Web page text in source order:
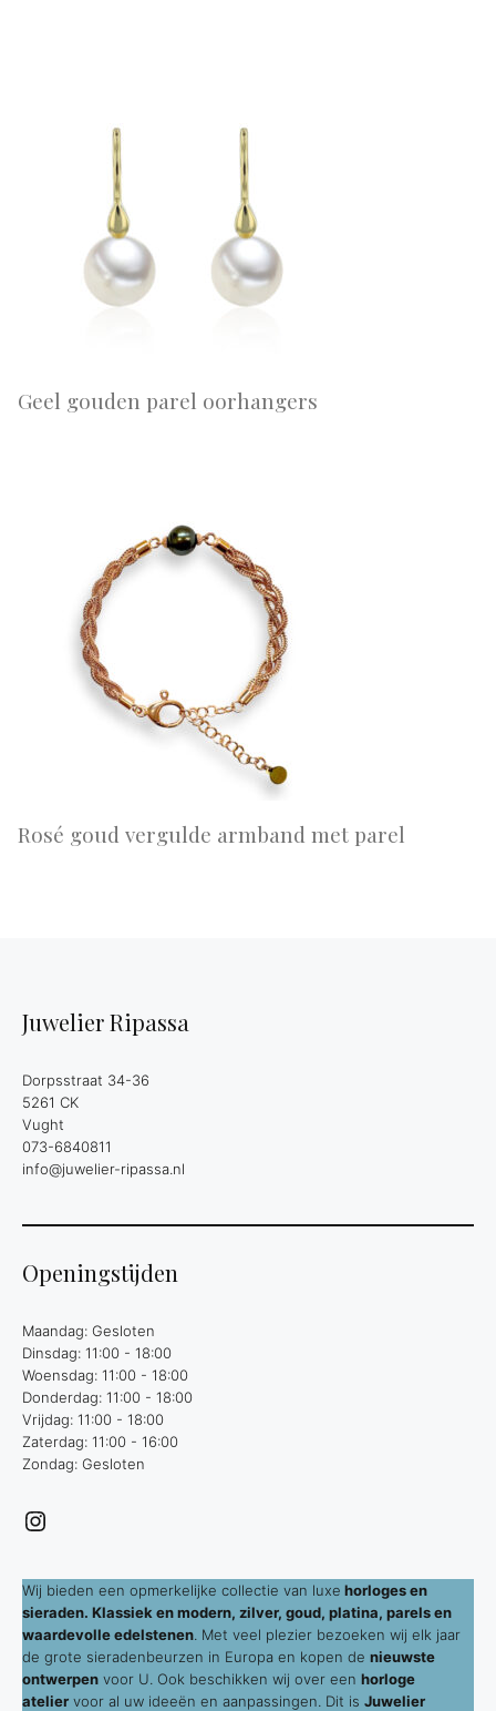
Geel gouden parel oorhangers
Rosé goud vergulde armband met parel
Juwelier Ripassa
Dorpsstraat 34-36
5261 CK
Vught
073-6840811
info@juwelier-ripassa.nl
Openingstijden
Maandag: Gesloten
Dinsdag: 11:00 - 18:00
Woensdag: 11:00 - 18:00
Donderdag: 11:00 - 18:00
Vrijdag: 11:00 - 18:00
Zaterdag: 11:00 - 16:00
Zondag: Gesloten
Instagram
Wij bieden een opmerkelijke collectie van luxe horloges en
sieraden. Klassiek en modern, zilver, goud, platina, parels en
waardevolle edelstenen . Met veel plezier bezoeken wij elk jaar
de grote sieradenbeurzen in Europa en kopen de nieuwste
ontwerpen voor U. Ook beschikken wij over een horloge
atelier voor al uw ideeën en aanpassingen. Dit is Juwelier